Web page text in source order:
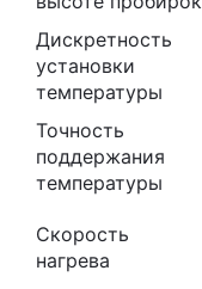
Дискретность
установки
температуры
Точность
поддержания
температуры
Скорость
нагрева